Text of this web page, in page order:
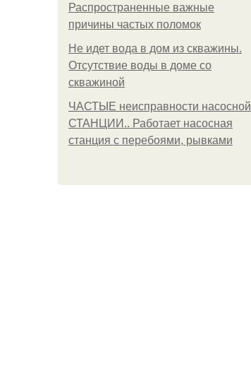
Распространенные важные
причины частых поломок
Не идет вода в дом из скважины.
Отсутствие воды в доме со
скважиной
ЧАСТЫЕ неисправности насосной
СТАНЦИИ.. Работает насосная
станция с перебоями, рывками